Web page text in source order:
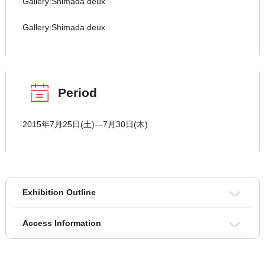
Gallery:Shimada deux
Period
2015年7月25日(土)―7月30日(木)
Exhibition Outline
Access Information